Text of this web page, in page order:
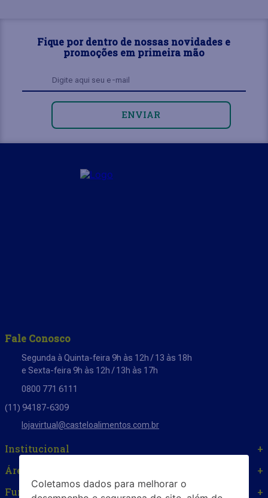
Fique por dentro de nossas novidades e
promoções em primeira mão
ENVIAR
Fale Conosco
Segunda à Quinta-feira 9h às 12h / 13 às 18h
e Sexta-feira 9h às 12h / 13h às 17h
0800 771 6111
(11) 94187-6309
lojavirtual@casteloalimentos.com.br
Institucional
+
Área do cliente
+
Funcionamento Loja de Fábrica
+
Coletamos dados para melhorar o